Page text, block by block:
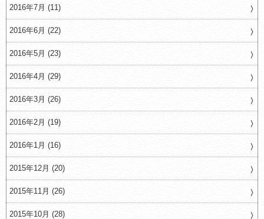
2016年7月 (11)
2016年6月 (22)
2016年5月 (23)
2016年4月 (29)
2016年3月 (26)
2016年2月 (19)
2016年1月 (16)
2015年12月 (20)
2015年11月 (26)
2015年10月 (28)